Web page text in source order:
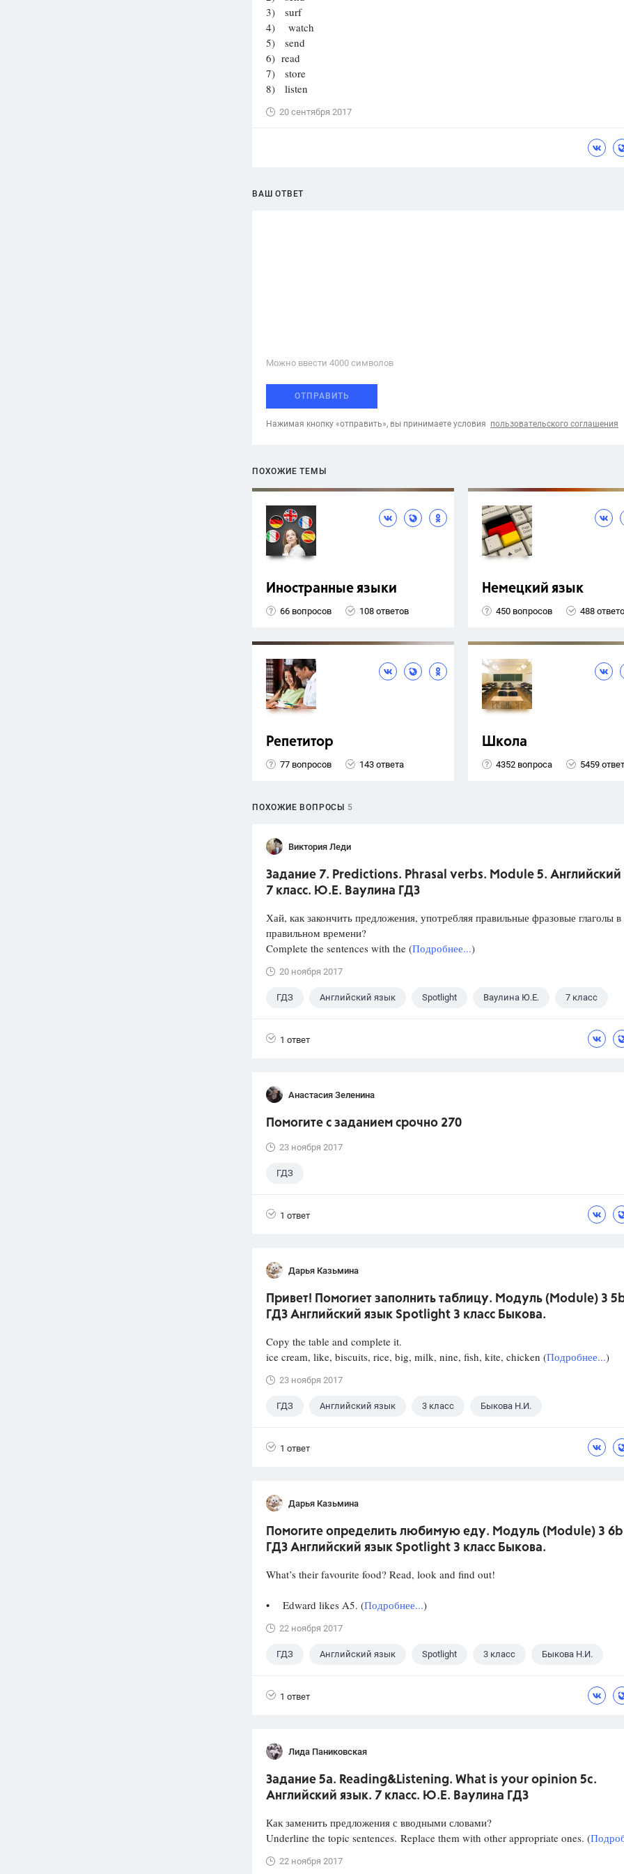
3) surf
4) watch
5) send
6) read
7) store
8) listen
20 сентября 2017
ВАШ ОТВЕТ
Можно ввести 4000 cимволов
ОТПРАВИТЬ
Нажимая кнопку «отправить», вы принимаете условия пользовательского соглашения
ПОХОЖИЕ ТЕМЫ
Иностранные языки
66 вопросов 108 ответов
Немецкий язык
450 вопросов 488
Репетитор
77 вопросов 143 ответа
Школа
4352 вопроса 5459
ПОХОЖИЕ ВОПРОСЫ 5
Виктория Леди
Задание 7. Predictions. Phrasal verbs. Module 5. Английский
7 класс. Ю.Е. Ваулина ГДЗ
Хай, как закончить предложения, употребляя правильные фразовые глаголы в
правильном времени?
Complete the sentences with the (Подробнее...)
20 ноября 2017
ГДЗ Английский язык Spotlight Ваулина Ю.Е. 7 класс
1 ответ
Анастасия Зеленина
Помогите с заданием срочно 270
23 ноября 2017
ГДЗ
1 ответ
Дарья Казьмина
Привет! Помогиет заполнить таблицу. Модуль (Module) 3
ГДЗ Английский язык Spotlight 3 класс Быкова.
Copy the table and complete it.
ice cream, like, biscuits, rice, big, milk, nine, fish, kite, chicken (Подробнее...)
23 ноября 2017
ГДЗ Английский язык 3 класс Быкова Н.И.
1 ответ
Дарья Казьмина
Помогите определить любимую еду. Модуль (Module) 3
ГДЗ Английский язык Spotlight 3 класс Быкова.
What’s their favourite food? Read, look and find out!
• Edward likes A5. (Подробнее...)
22 ноября 2017
ГДЗ Английский язык Spotlight 3 класс Быкова Н.И.
1 ответ
Лида Паниковская
Задание 5a. Reading&Listening. What is your opinion 5c.
Английский язык. 7 класс. Ю.Е. Ваулина ГДЗ
Как заменить предложения с вводными словами?
Underline the topic sentences. Replace them with other appropriate ones. (
22 ноября 2017